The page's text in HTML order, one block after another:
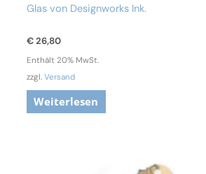
Glas von Designworks Ink.
€26,80
Enthält 20% MwSt.
zzgl.Versand
Weiterlesen